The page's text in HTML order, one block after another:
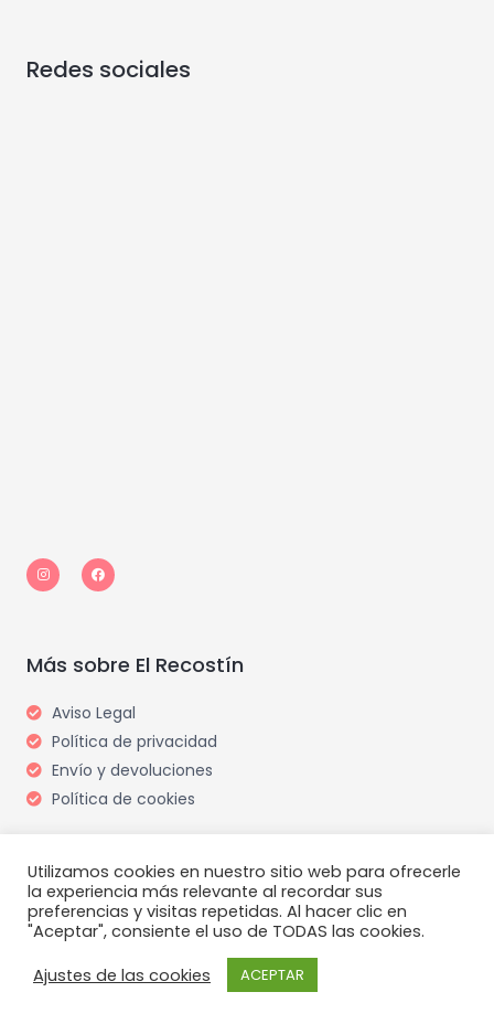
Redes sociales
n
s
t
m
a
c
e
Más sobre El Recostín
Aviso Legal
Política de privacidad
Envío y devoluciones
Política de cookies
Copyright © 2026 El Recostín
Powered by El Recostín
Utilizamos cookies en nuestro sitio web para ofrecerle
la experiencia más relevante al recordar sus
preferencias y visitas repetidas. Al hacer clic en
"Aceptar", consiente el uso de TODAS las cookies.
Ajustes de las cookies
ACEPTAR